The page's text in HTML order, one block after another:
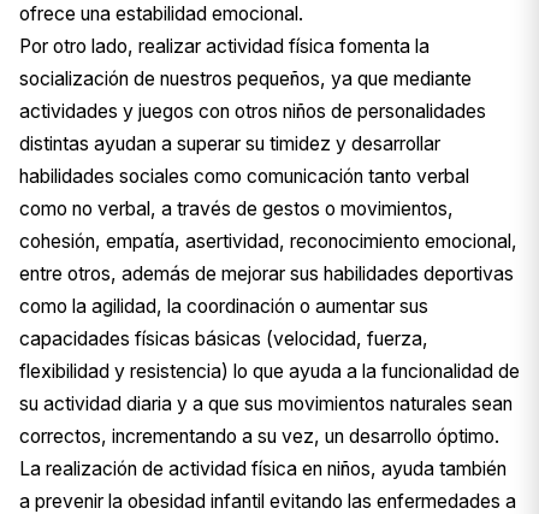
ofrece una estabilidad emocional.
Por otro lado, realizar actividad física fomenta la
socialización de nuestros pequeños, ya que mediante
actividades y juegos con otros niños de personalidades
distintas ayudan a superar su timidez y desarrollar
habilidades sociales como comunicación tanto verbal
como no verbal, a través de gestos o movimientos,
cohesión, empatía, asertividad, reconocimiento emocional,
entre otros, además de mejorar sus habilidades deportivas
como la agilidad, la coordinación o aumentar sus
capacidades físicas básicas (velocidad, fuerza,
flexibilidad y resistencia) lo que ayuda a la funcionalidad de
su actividad diaria y a que sus movimientos naturales sean
correctos, incrementando a su vez, un desarrollo óptimo.
La realización de actividad física en niños, ayuda también
a prevenir la obesidad infantil evitando las enfermedades a